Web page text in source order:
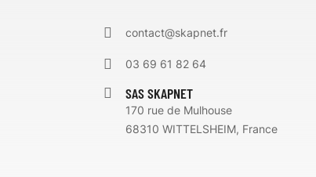
contact@skapnet.fr
03 69 61 82 64
SAS SKAPNET
170 rue de Mulhouse
68310 WITTELSHEIM, France